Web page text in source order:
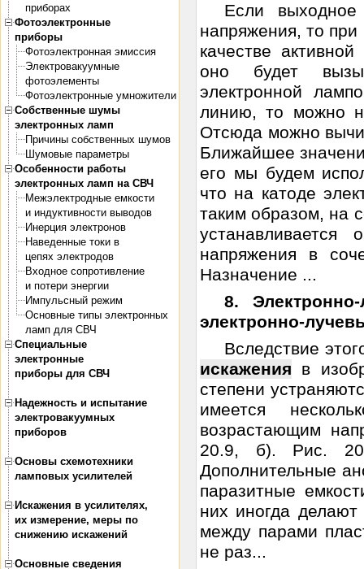
приборах
Фотоэлектронные
приборы
Фотоэлектронная эмиссия
Электровакуумные
фотоэлементы
Фотоэлектронные умножители
Собственные шумы
электронных ламп
Причины собственных шумов
Шумовые параметры
Особенности работы
электронных ламп на СВЧ
Межэлектродные емкости
и индуктивности выводов
Инерция электронов
Наведенные токи в
цепях электродов
Входное сопротивление
и потери энергии
Импульсный режим
Основные типы электронных
ламп для СВЧ
Специальные
электронные
приборы для СВЧ
Надежность и испытание
электровакуумных
приборов
Основы схемотехники
ламповых усилителей
Искажения в усилителях,
их измерение, меры по
снижению искажений
Основные сведения
Если выходное
напряжения, то при
качестве
оно будет
электронной
линию, то можно
Отсюда можно
Ближайшее
его мы будем
что на катоде
таким образом, на
устанавливается
напряжения в
Назначение ...
8.
электронно-
Вследствие
искажения в
степени
имеется
возрастающим
20.9, б). Рис.
Дополнительные
паразитные
них иногда
между парами
не раз...